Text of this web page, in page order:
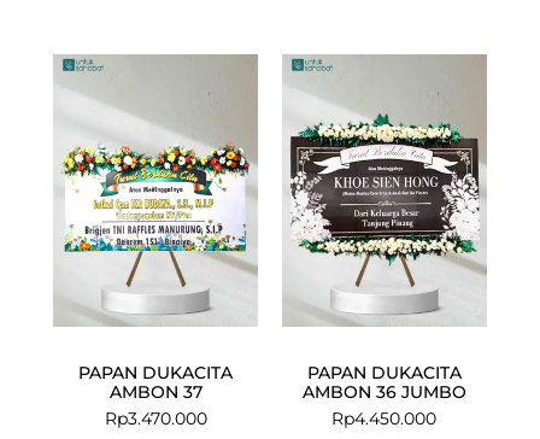
PAPAN DUKACITA
AMBON 37
Rp3.470.000
PAPAN DUKACITA
AMBON 36 JUMBO
Rp4.450.000